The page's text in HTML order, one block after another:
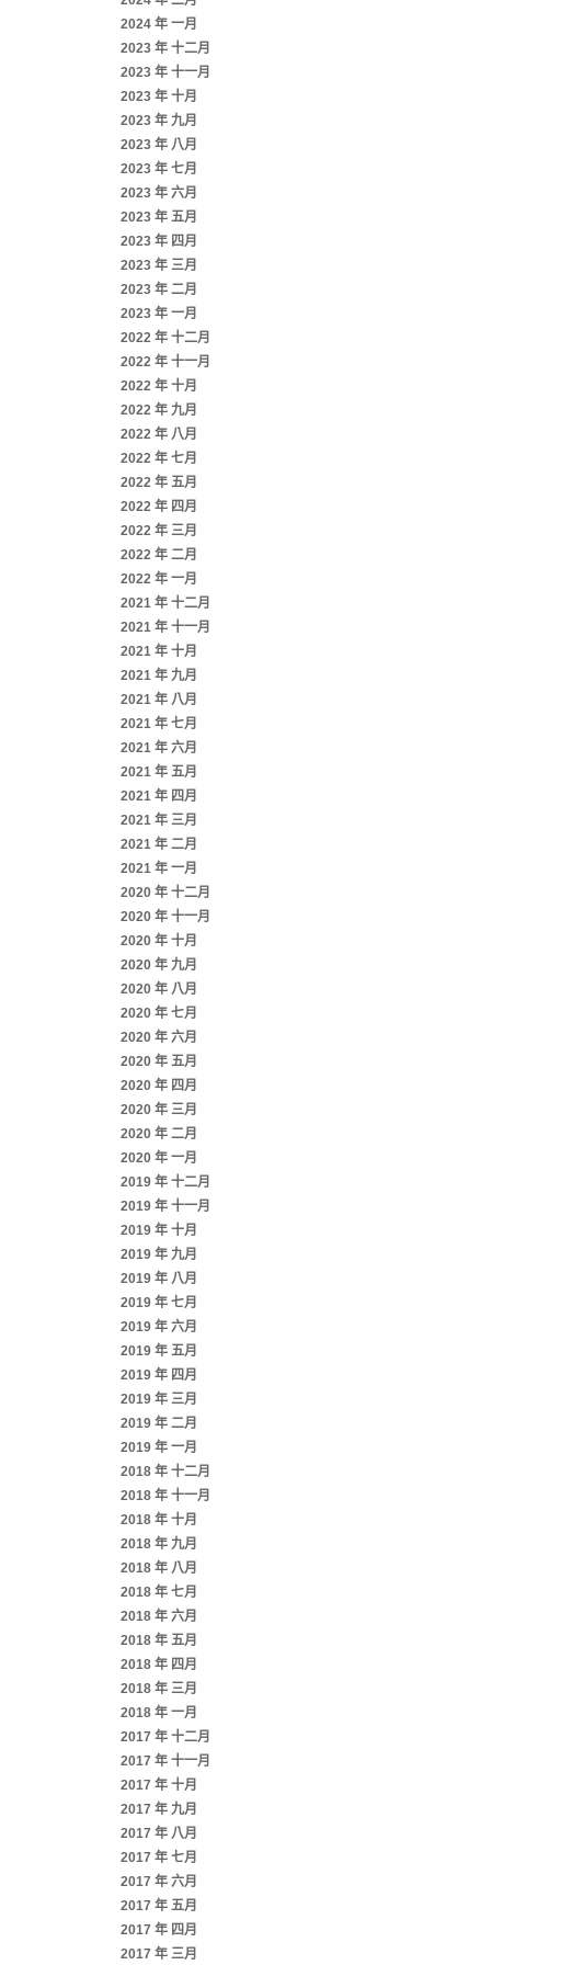
2024 年 一月
2023 年 十二月
2023 年 十一月
2023 年 十月
2023 年 九月
2023 年 八月
2023 年 七月
2023 年 六月
2023 年 五月
2023 年 四月
2023 年 三月
2023 年 二月
2023 年 一月
2022 年 十二月
2022 年 十一月
2022 年 十月
2022 年 九月
2022 年 八月
2022 年 七月
2022 年 五月
2022 年 四月
2022 年 三月
2022 年 二月
2022 年 一月
2021 年 十二月
2021 年 十一月
2021 年 十月
2021 年 九月
2021 年 八月
2021 年 七月
2021 年 六月
2021 年 五月
2021 年 四月
2021 年 三月
2021 年 二月
2021 年 一月
2020 年 十二月
2020 年 十一月
2020 年 十月
2020 年 九月
2020 年 八月
2020 年 七月
2020 年 六月
2020 年 五月
2020 年 四月
2020 年 三月
2020 年 二月
2020 年 一月
2019 年 十二月
2019 年 十一月
2019 年 十月
2019 年 九月
2019 年 八月
2019 年 七月
2019 年 六月
2019 年 五月
2019 年 四月
2019 年 三月
2019 年 二月
2019 年 一月
2018 年 十二月
2018 年 十一月
2018 年 十月
2018 年 九月
2018 年 八月
2018 年 七月
2018 年 六月
2018 年 五月
2018 年 四月
2018 年 三月
2018 年 一月
2017 年 十二月
2017 年 十一月
2017 年 十月
2017 年 九月
2017 年 八月
2017 年 七月
2017 年 六月
2017 年 五月
2017 年 四月
2017 年 三月